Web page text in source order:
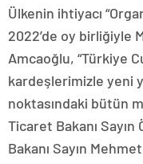
Ülkenin ihtiyacı
2022’de oy birliğiyle
Amcaoğlu, “Türkiye
kardeşlerimizle yeni
noktasındaki bütün
Ticaret Bakanı
Bakanı Sayın